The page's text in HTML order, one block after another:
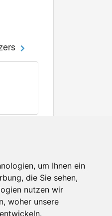
um Ihnen ein
die Sie sehen,
nutzen wir
woher unsere